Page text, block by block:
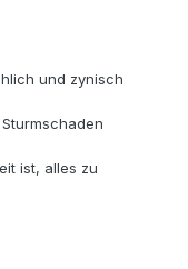
und zynisch
ist, alles zu